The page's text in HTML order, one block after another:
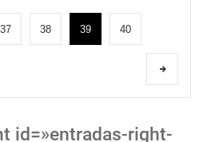
37 38 39 40
id=»entradas-right-